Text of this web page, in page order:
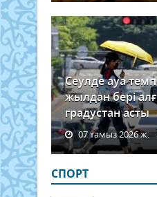
Сеулде ауа
жылдан бері
градустан асты
07 тамыз 2026 ж.
СПОРТ